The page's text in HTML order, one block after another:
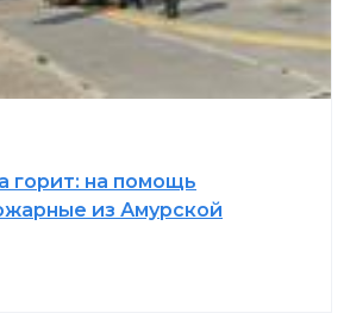
горит: на помощь
из Амурской